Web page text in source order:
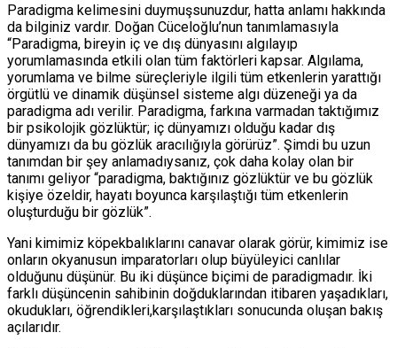
Paradigma kelimesini duymuşsunuzdur, hatta anlamı hakkında
da bilginiz vardır. Doğan Cüceloğlu’nun tanımlamasıyla
“Paradigma, bireyin iç ve dış dünyasını algılayıp
yorumlamasında etkili olan tüm faktörleri kapsar. Algılama,
yorumlama ve bilme süreçleriyle ilgili tüm etkenlerin yarattığı
örgütlü ve dinamik düşünsel sisteme algı düzeneği ya da
paradigma adı verilir. Paradigma, farkına varmadan taktığımız
bir psikolojik gözlüktür; iç dünyamızı olduğu kadar dış
dünyamızı da bu gözlük aracılığıyla görürüz”. Şimdi bu uzun
tanımdan bir şey anlamadıysanız, çok daha kolay olan bir
tanımı geliyor “paradigma, baktığınız gözlüktür ve bu gözlük
kişiye özeldir, hayatı boyunca karşılaştığı tüm etkenlerin
oluşturduğu bir gözlük”.
Yani kimimiz köpekbalıklarını canavar olarak görür, kimimiz ise
onların okyanusun imparatorları olup büyüleyici canlılar
olduğunu düşünür. Bu iki düşünce biçimi de paradigmadır. İki
farklı düşüncenin sahibinin doğduklarından itibaren yaşadıkları,
okudukları, öğrendikleri,karşılaştıkları sonucunda oluşan bakış
açılarıdır.